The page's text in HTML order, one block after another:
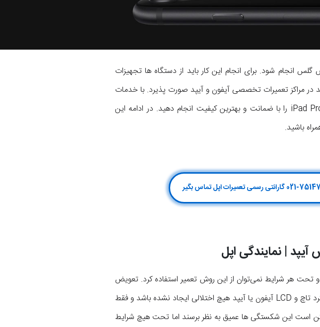
انجام شود. برای انجام این کار باید از دستگاه ها تجهیزات
در مراکز تعمیرات تخصصی آیفون و آیپد صورت پذیرد. با خدمات
موبایل کمک و نمایندگی اپل می‌توانید تعویض گلس شکسته iPad Pro 12.9 2017 را با ضمانت و بهترین کیفیت انجام دهید. در ادامه این
باشید.
| نمایندگی اپل
هر شرایط نمی‌توان از این روش تعمیر استفاده کرد. تعویض
گلس فقط در صورتی می‌تواند جایگزین تعویض ال سی دی شود که در عملکرد تاچ و LCD آیفون یا آیپد هیچ اختلالی ایجاد نشده باشد و فقط
این شکستگی ها عمیق به نظر برسند اما تحت هیچ شرایط